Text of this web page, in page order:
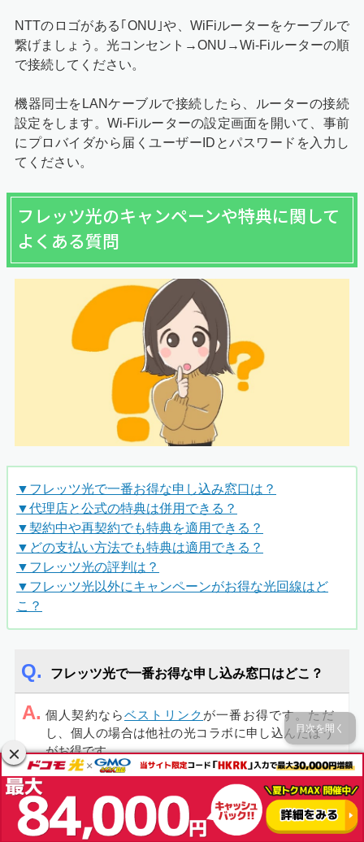
NTTのロゴがある｢ONU｣や、WiFiルーターをケーブルで
繋げましょう。光コンセント→ONU→Wi-Fiルーターの順
で接続してください。
機器同士をLANケーブルで接続したら、ルーターの接続
設定をします。Wi-Fiルーターの設定画面を開いて、事前
にプロバイダから届くユーザーIDとパスワードを入力し
てください。
フレッツ光のキャンペーンや特典に関して
よくある質問
▼フレッツ光で一番お得な申し込み窓口は？
▼代理店と公式の特典は併用できる？
▼契約中や再契約でも特典を適用できる？
▼どの支払い方法でも特典は適用できる？
▼フレッツ光の評判は？
▼フレッツ光以外にキャンペーンがお得な光回線はど
こ？
フレッツ光で一番お得な申し込み窓口はどこ？
A. 個人契約ならベストリンク が一番お得です。ただ
し、個人の場合は他社の光コラボに申し込んだほう
がお得です。
代理店と公式の特典は併用できる？
目次を開く